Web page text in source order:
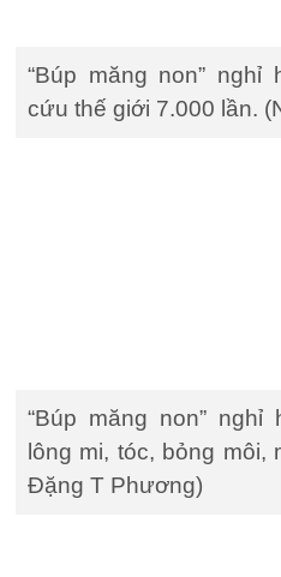
“Búp măng non” nghỉ
cứu thế giới 7.000 lần.
“Búp măng non”
lông mi, tóc, bỏng môi,
Đặng T Phương)